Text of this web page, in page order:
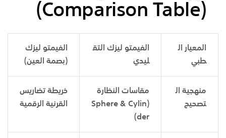
(Comparison Table)
المعيار ال
طبي
الفيمتو ليزك التق
ليدي
الفيمتو ليزك
(بصمة العين)
منهجية ال
تصحيح
مقاسات النظارة
(Sphere & Cylin
der)
خريطة تضاريس
القرنية الرقمية